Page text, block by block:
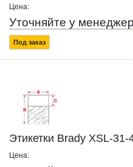
Цена:
Уточняйте у
Под заказ
Этикетки Brady XSL-
Цена: